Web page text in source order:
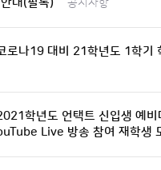
공지사항
로나19 대비 21학년도 1학기
학년도 언택트 신입생 예비
Live 방송 참여 재학생